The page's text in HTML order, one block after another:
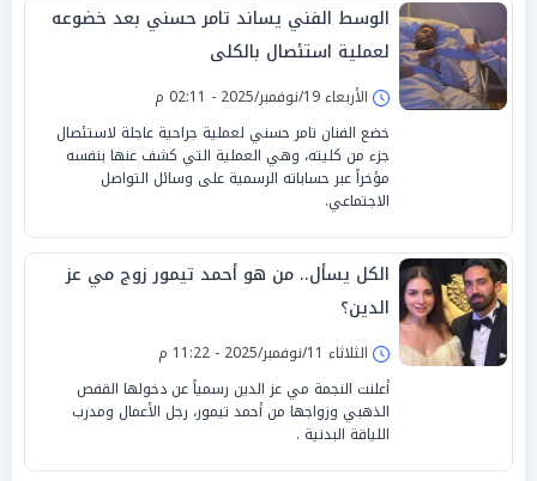
الوسط الفني يساند تامر حسني بعد خضوعه
لعملية استئصال بالكلى
الأربعاء 19/نوفمبر/2025 - 02:11 م
خضع الفنان تامر حسني لعملية جراحية عاجلة لاستئصال
جزء من كليته، وهي العملية التي كشف عنها بنفسه
مؤخراً عبر حساباته الرسمية على وسائل التواصل
الاجتماعي.
الكل يسأل.. من هو أحمد تيمور زوج مي عز
الدين؟
الثلاثاء 11/نوفمبر/2025 - 11:22 م
أعلنت النجمة مي عز الدين رسمياً عن دخولها القفص
الذهبي وزواجها من أحمد تيمور، رجل الأعمال ومدرب
اللياقة البدنية .